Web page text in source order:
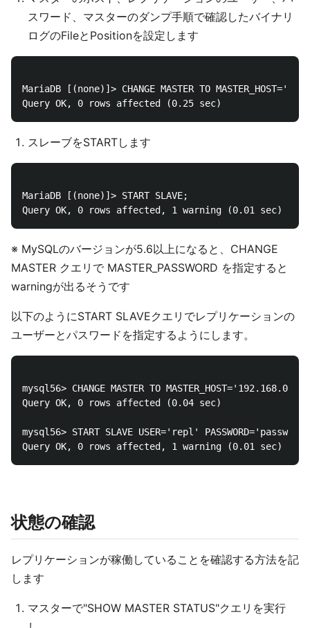
スワード、マスターのダンプ手順で確認したバイナリ
ログのFileとPositionを設定します
MariaDB [(none)]> CHANGE MASTER TO
スレーブをSTARTします
MariaDB [(none)]> START SLAVE;
※ MySQLのバージョンが5.6以上になると、CHANGE
MASTER クエリで MASTER_PASSWORD を指定すると
warningが出るそうです
以下のようにSTART SLAVEクエリでレプリケーションの
ユーザーとパスワードを指定するようにします。
mysql56> CHANGE MASTER TO
Query OK, 0 rows affected (0.04 sec)
mysql56> START SLAVE USER='repl'
状態の確認
レプリケーションが稼働していることを確認する方法を記
します
マスターで"SHOW MASTER STATUS"クエリを実行